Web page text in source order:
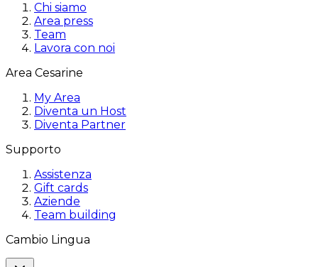
Chi siamo
Area press
Team
Lavora con noi
Area Cesarine
My Area
Diventa un Host
Diventa Partner
Supporto
Assistenza
Gift cards
Aziende
Team building
Cambio Lingua